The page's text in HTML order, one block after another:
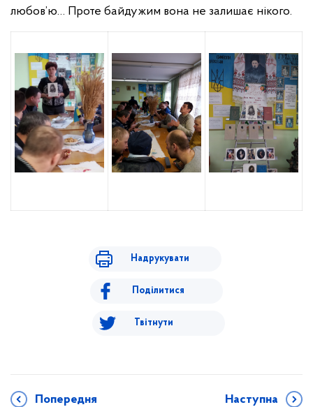
любов’ю… Проте байдужим вона не залишає нікого.
Надрукувати
Поділитися
Твітнути
Попередня Наступна